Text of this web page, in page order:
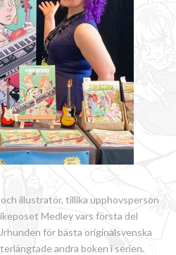
illustratör, tillika upphovsperson
Medley vars första del
för bästa originalsvenska
andra boken i serien.